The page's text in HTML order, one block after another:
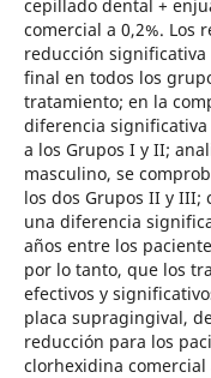
cepillado dental +
comercial a 0,2%. Los
reducción significativa
final en todos los
tratamiento; en la
diferencia significativa
a los Grupos I y II;
masculino, se
los dos Grupos II y III;
una diferencia
años entre los
por lo tanto, que los
efectivos y
placa supragingival,
reducción para los
clorhexidina comercial